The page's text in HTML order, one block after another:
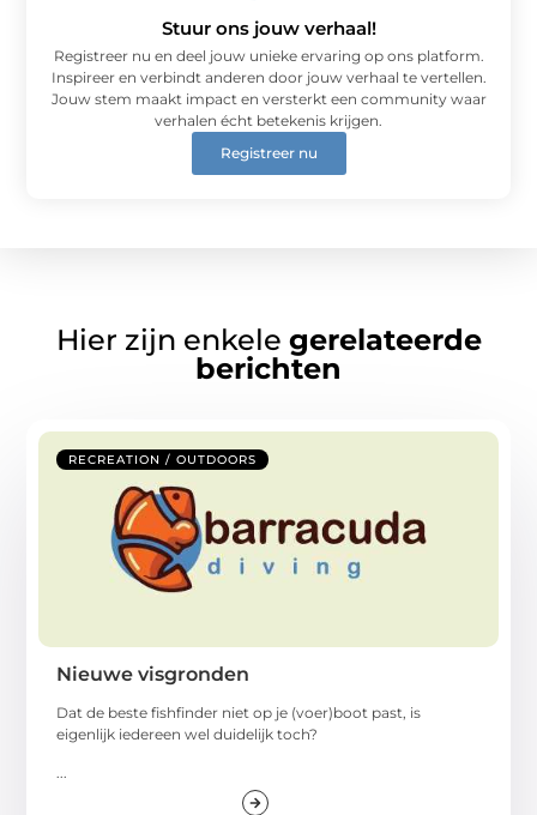
Stuur ons jouw verhaal!
Registreer nu en deel jouw unieke ervaring op ons platform.
Inspireer en verbindt anderen door jouw verhaal te vertellen.
Jouw stem maakt impact en versterkt een community waar
verhalen écht betekenis krijgen.
Registreer nu
Hier zijn enkele gerelateerde
berichten
RECREATION / OUTDOORS
Nieuwe visgronden
Dat de beste fishfinder niet op je (voer)boot past, is
eigenlijk iedereen wel duidelijk toch?
...